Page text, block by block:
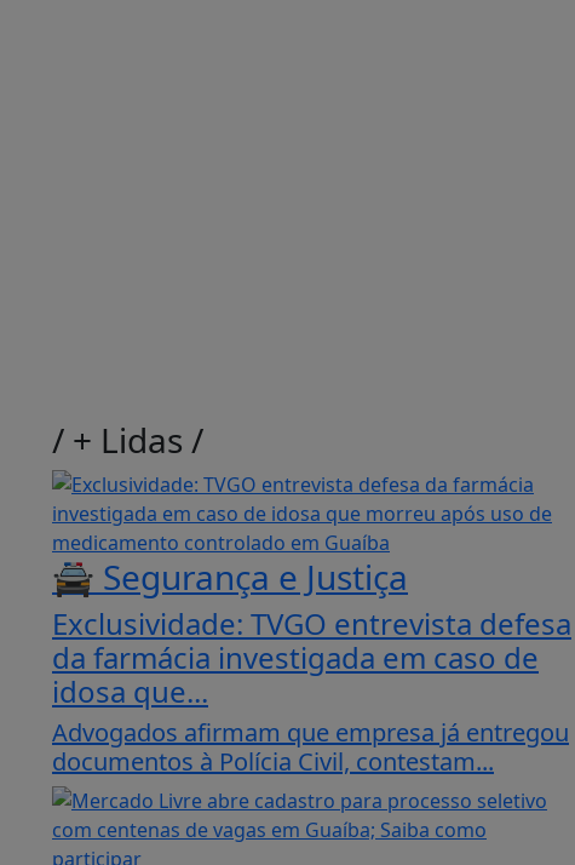
/ + Lidas /
🚔 Segurança e Justiça
Exclusividade: TVGO entrevista defesa
da farmácia investigada em caso de
idosa que...
Advogados afirmam que empresa já entregou
documentos à Polícia Civil, contestam...